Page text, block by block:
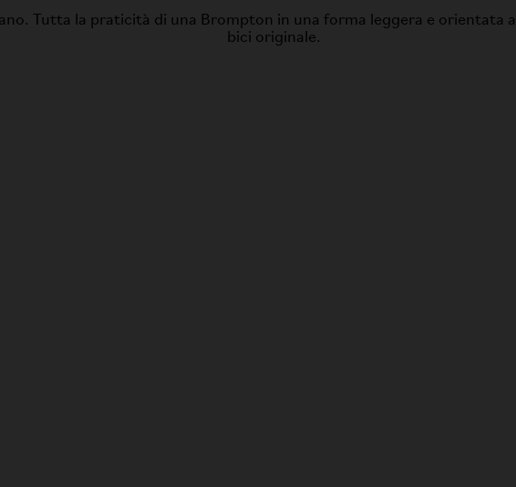
Tutta la praticità di una Brompton in una forma leggera e orientata
bici originale.